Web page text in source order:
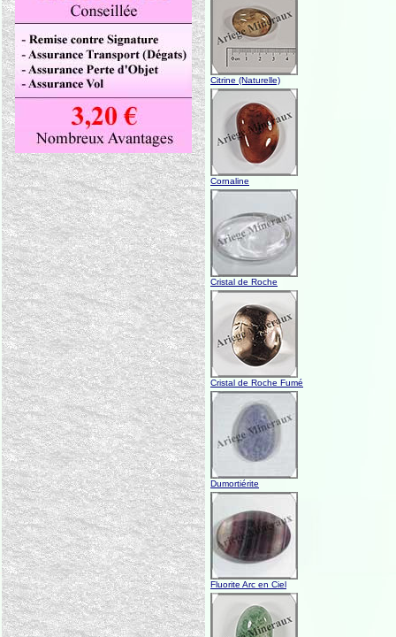
Citrine (Naturelle)
Cornaline
Cristal de Roche
Cristal de Roche Fumé
Dumortiérite
Fluorite Arc en Ciel